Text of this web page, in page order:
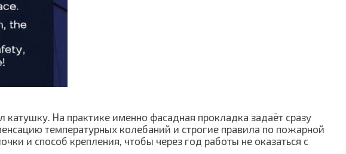
На практике именно фасадная прокладка задаёт сразу
температурных колебаний и строгие правила по пожарной
и способ крепления, чтобы через год работы не оказаться с